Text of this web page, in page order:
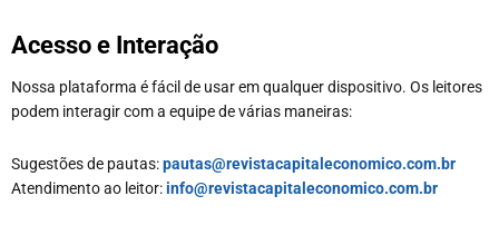
Acesso e Interação
Nossa plataforma é fácil de usar em qualquer dispositivo. Os leitores
podem interagir com a equipe de várias maneiras:
Sugestões de pautas:pautas@revistacapitaleconomico.com.br
Atendimento ao leitor:info@revistacapitaleconomico.com.br